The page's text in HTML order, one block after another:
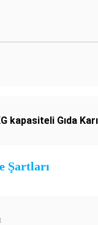
kapasiteli Gıda
Şartları